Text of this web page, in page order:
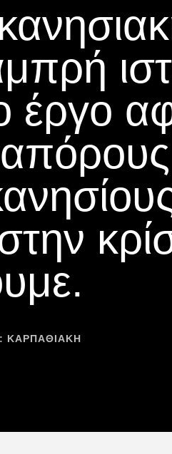
έργο
στην
ΚΑΡΠΑΘΙΑΚΗ